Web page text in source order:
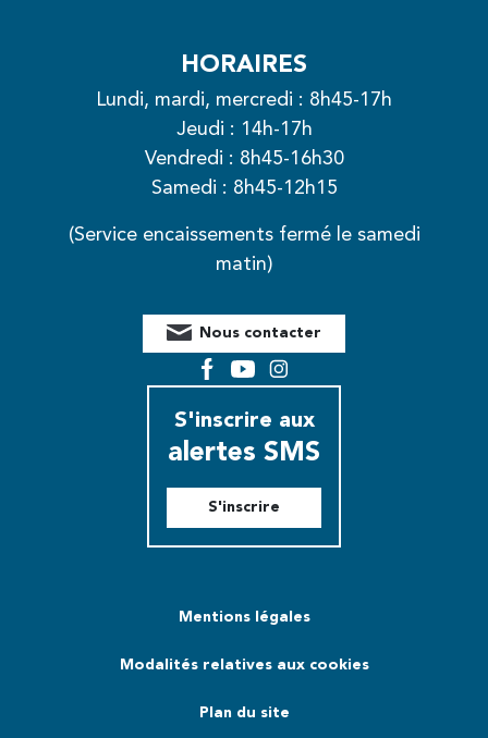
HORAIRES
Lundi, mardi, mercredi : 8h45-17h
Jeudi : 14h-17h
Vendredi : 8h45-16h30
Samedi : 8h45-12h15
(Service encaissements fermé le samedi
matin)
Nous contacter
FacebookYouTubeInstagram
S'inscrire aux
alertes SMS
S'inscrire
Mentions légales
Modalités relatives aux cookies
Plan du site